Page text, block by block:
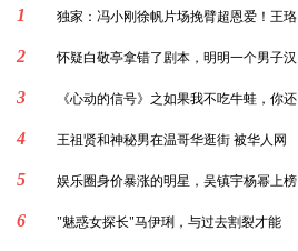
1
独家：冯小刚徐帆片场挽臂超恩爱！王珞
2 怀疑白敬亭拿错了剧本，明明一个男子汉
3 《心动的信号》之如果我不吃牛蛙，你还
4 王祖贤和神秘男在温哥华逛街 被华人网
5 娱乐圈身价暴涨的明星，吴镇宇杨幂上榜
6 "魅惑女探长"马伊琍，与过去割裂才能